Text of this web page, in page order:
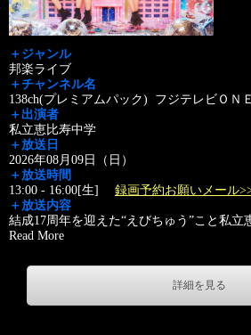
＋ジャンル
邦楽ライブ
＋チャンネル名
138ch(プレミアムパック) フジテレビＯＮ
＋出演者
私立恵比寿中学
＋放送日
2026年08月09日（日）
＋放送時間
13:00 - 16:00[生] 録画予約お願いメール
＋放送内容
結成17周年を迎えた“えびちゅう”こと私立
Read More
詳細を見る